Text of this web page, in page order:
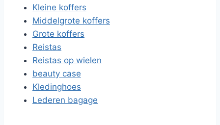
Kleine koffers
Middelgrote koffers
Grote koffers
Reistas
Reistas op wielen
beauty case
Kledinghoes
Lederen bagage